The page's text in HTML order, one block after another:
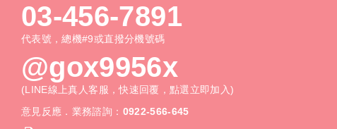
03-456-7891
代表號，總機#9或直撥分機號碼
@gox9956x
(LINE線上真人客服，快速回覆，點選立即加入)
意見反應．業務諮詢： 0922-566-645